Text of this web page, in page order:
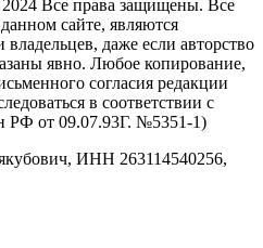
2024 Все права защищены. Все
сайте, являются
даже если авторство
явно. Любое копирование,
согласия редакции
в соответствии с
РФ от 09.07.93Г. №5351-1)
ИНН 263114540256,